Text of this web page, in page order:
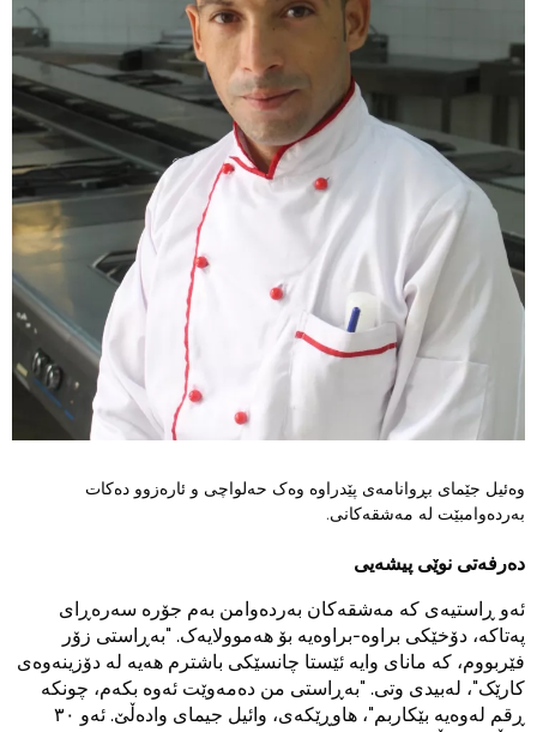
وەئیل جێمای بڕوانامەی پێدراوە وەک حەلواچی و ئارەزوو دەکات
بەردەوامبێت لە مەشقەکانی.
دەرفەتی نوێی پیشەیی
ئەو ڕاستیەی کە مەشقەکان بەردەوامن بەم جۆرە سەرەڕای
پەتاکە، دۆخێکی براوە-براوەیە بۆ هەموولایەک. "بەڕاستی زۆر
فێربووم، کە مانای وایە ئێستا چانسێکی باشترم هەیە لە دۆزینەوەی
کارێک"، لەبیدی وتی. "بەڕاستی من دەمەوێت ئەوە بکەم، چونکە
ڕقم لەوەیە بێکاربم"، هاوڕێکەی، وائیل جیمای وادەڵێ. ئەو ٣٠